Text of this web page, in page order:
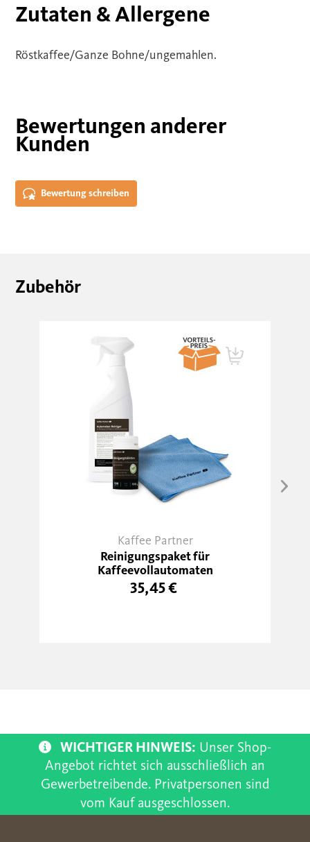
Zutaten & Allergene
Röstkaffee/Ganze Bohne/ungemahlen.
Bewertungen anderer
Kunden
Bewertung schreiben
Zubehör
Kaffee Partner
Reinigungspaket für
Kaffeevollautomaten
35,45 €
WICHTIGER HINWEIS: Unser Shop-
Angebot richtet sich ausschließlich an
Gewerbetreibende. Privatpersonen sind
vom Kauf ausgeschlossen.